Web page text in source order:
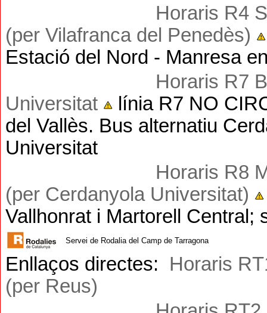
Horaris R4
(per Vilafranca del Penedès)
Estació del Nord - Manresa
Horaris R7
Universitat
línia R7 NO
del Vallès. Bus alternatiu
Universitat
Horaris R8
(per Cerdanyola Universitat)
Vallhonrat i Martorell Central;
Servei de Rodalia de l Camp de Tarragona
Enllaços directes: Horaris RT
(per Reus)